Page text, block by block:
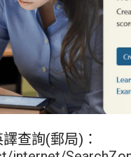
查詢(郵局)：